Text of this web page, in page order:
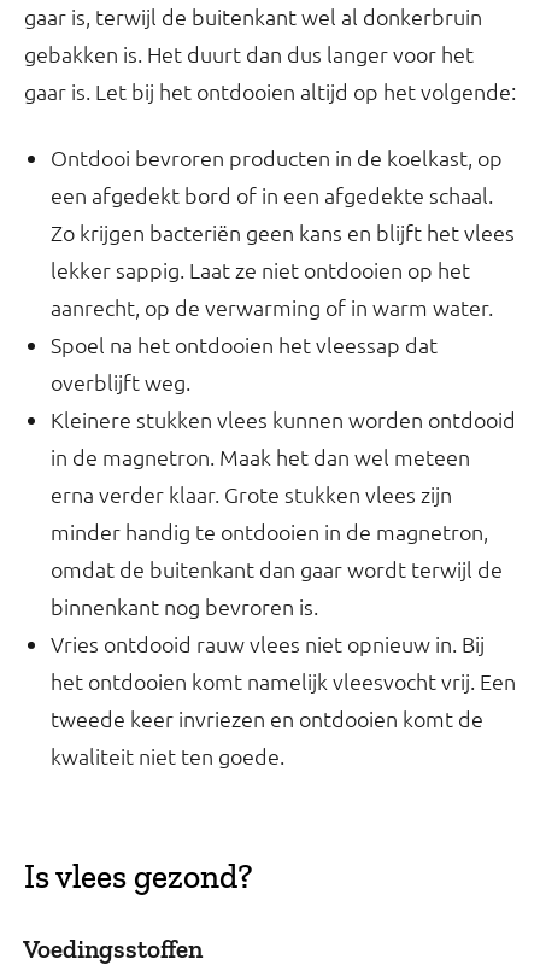
gaar is, terwijl de buitenkant wel al donkerbruin
gebakken is. Het duurt dan dus langer voor het
gaar is. Let bij het ontdooien altijd op het volgende:
Ontdooi bevroren producten in de koelkast, op
een afgedekt bord of in een afgedekte schaal.
Zo krijgen bacteriën geen kans en blijft het vlees
lekker sappig. Laat ze niet ontdooien op het
aanrecht, op de verwarming of in warm water.
Spoel na het ontdooien het vleessap dat
overblijft weg.
Kleinere stukken vlees kunnen worden ontdooid
in de magnetron. Maak het dan wel meteen
erna verder klaar. Grote stukken vlees zijn
minder handig te ontdooien in de magnetron,
omdat de buitenkant dan gaar wordt terwijl de
binnenkant nog bevroren is.
Vries ontdooid rauw vlees niet opnieuw in. Bij
het ontdooien komt namelijk vleesvocht vrij. Een
tweede keer invriezen en ontdooien komt de
kwaliteit niet ten goede.
Is vlees gezond?
Voedingsstoffen